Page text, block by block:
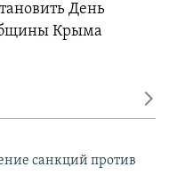
День
Крыма
санкций против